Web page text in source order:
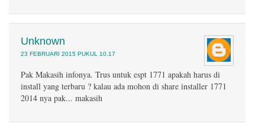
Unknown
23 FEBRUARI 2015 PUKUL 10.17
Pak Makasih infonya. Trus untuk espt 1771 apakah harus di
install yang terbaru ? kalau ada mohon di share installer 1771
2014 nya pak... makasih